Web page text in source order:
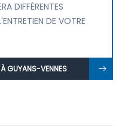
DIFFÉRENTES
DE VOTRE
GUYANS-VENNES